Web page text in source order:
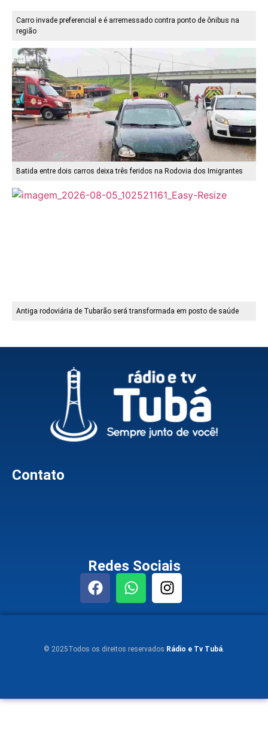
Carro invade preferencial e é arremessado contra ponto de ônibus na
região
Batida entre dois carros deixa três feridos na Rodovia dos Imigrantes
Antiga rodoviária de Tubarão será transformada em posto de saúde
Contato
Redes Sociais
© 2025Todos os direitos reservados Rádio e Tv Tubá.